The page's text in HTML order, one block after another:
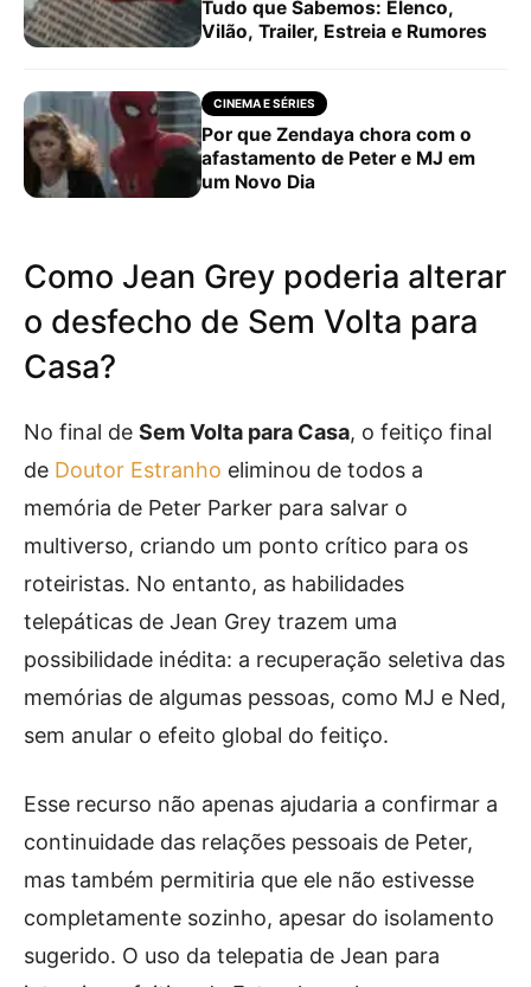
Tudo que Sabemos: Elenco,
Vilão, Trailer, Estreia e Rumores
CINEMA E SÉRIES
Por que Zendaya chora com o
afastamento de Peter e MJ em
um Novo Dia
Como Jean Grey poderia alterar
o desfecho de Sem Volta para
Casa?
No final de Sem Volta para Casa, o feitiço final
de Doutor Estranho eliminou de todos a
memória de Peter Parker para salvar o
multiverso, criando um ponto crítico para os
roteiristas. No entanto, as habilidades
telepáticas de Jean Grey trazem uma
possibilidade inédita: a recuperação seletiva das
memórias de algumas pessoas, como MJ e Ned,
sem anular o efeito global do feitiço.
Esse recurso não apenas ajudaria a confirmar a
continuidade das relações pessoais de Peter,
mas também permitiria que ele não estivesse
completamente sozinho, apesar do isolamento
sugerido. O uso da telepatia de Jean para